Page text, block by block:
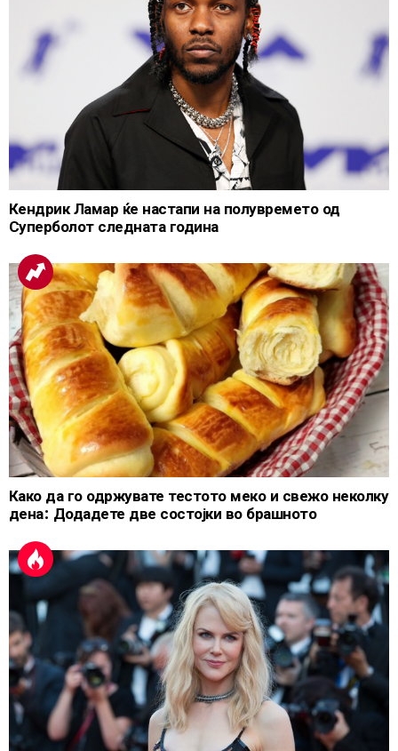
Кендрик Ламар ќе настапи на полувремето од
Суперболот следната година
Како да го одржувате тестото меко и свежо неколку
дена: Додадете две состојки во брашното